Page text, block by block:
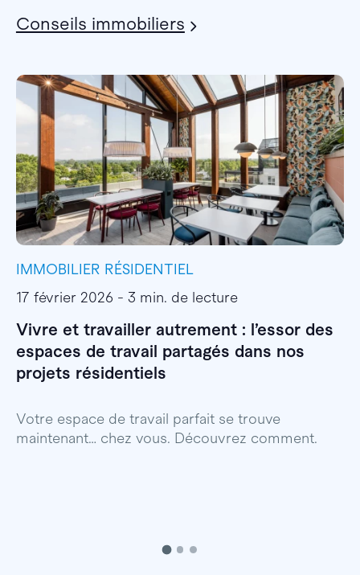
Conseils immobiliers
IMMOBILIER RÉSIDENTIEL
17 février 2026 - 3 min. de lecture
Vivre et travailler autrement : l’essor des
espaces de travail partagés dans nos
projets résidentiels
Votre espace de travail parfait se trouve
maintenant… chez vous. Découvrez comment.